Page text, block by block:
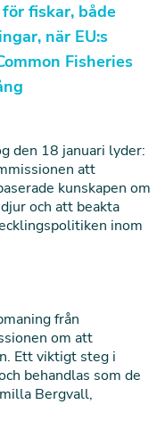
fiskar, både
när EU:s
Fisheries
den 18 januari lyder:
att
kunskapen om
och att beakta
inom
från
om att
Ett viktigt steg i
behandlas som de
Bergvall,